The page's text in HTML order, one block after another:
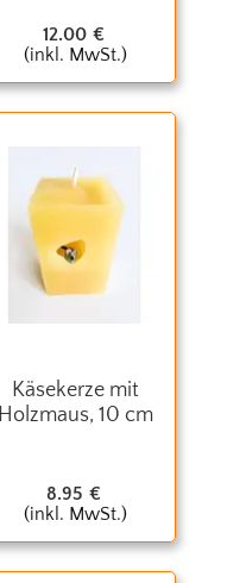
12.00 €
(inkl. MwSt.)
Käsekerze mit
Holzmaus, 10 cm
8.95 €
(inkl. MwSt.)